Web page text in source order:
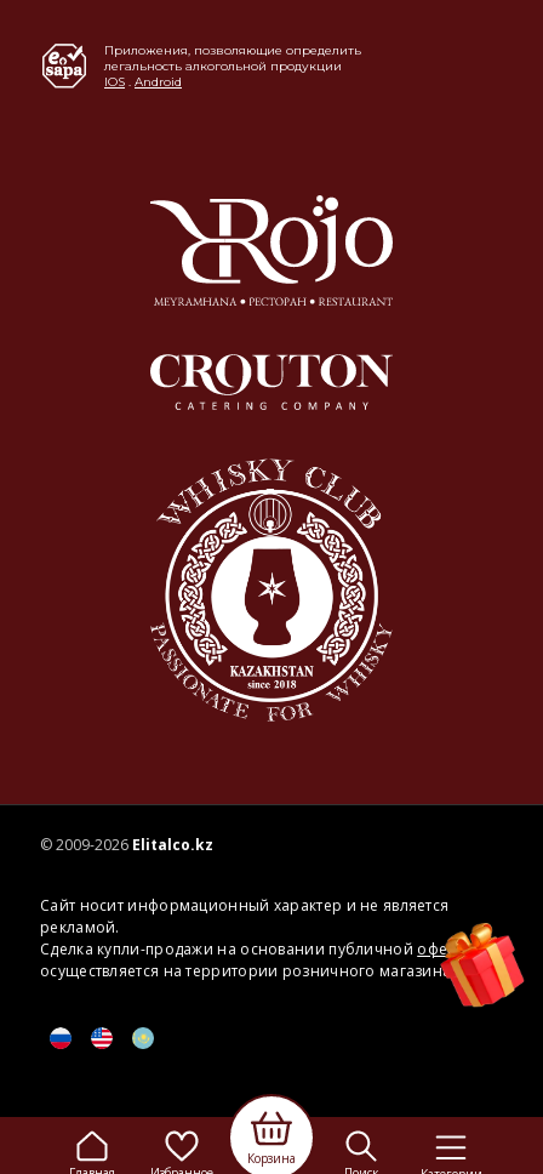
Корзина
Приложения, позволяющие определить
легальность алкогольной продукции
IOS . Android
© 2009-2026 Elitalco.kz
Сайт носит информационный характер и не является
рекламой.
Сделка купли-продажи на основании публичной оферты
осуществляется на территории розничного магазина.